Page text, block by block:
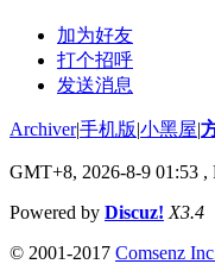
加为好友
打个招呼
发送消息
Archiver|手机版|小黑屋|
GMT+8, 2026-8-9 01:53 ,
Powered by Discuz! X3.4
© 2001-2017 Comsenz